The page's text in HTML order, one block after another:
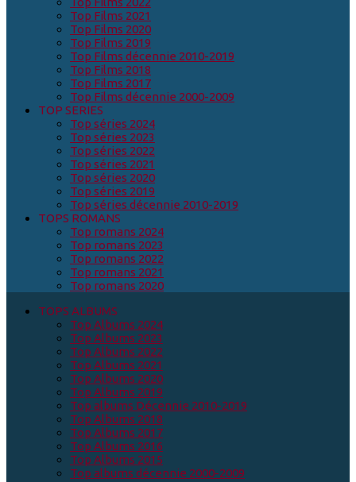
Top Films 2021
Top Films 2020
Top Films 2019
Top Films décennie 2010-2019
Top Films 2018
Top Films 2017
Top Films décennie 2000-2009
TOP SERIES
Top séries 2024
Top séries 2023
Top séries 2022
Top séries 2021
Top séries 2020
Top séries 2019
Top séries décennie 2010-2019
TOPS ROMANS
Top romans 2024
Top romans 2023
Top romans 2022
Top romans 2021
Top romans 2020
TOPS ALBUMS
Top Albums 2024
Top Albums 2023
Top Albums 2022
Top Albums 2021
Top Albums 2020
Top Albums 2019
Top albums Décennie 2010-2019
Top Albums 2018
Top Albums 2017
Top Albums 2016
Top Albums 2015
Top albums décennie 2000-2009